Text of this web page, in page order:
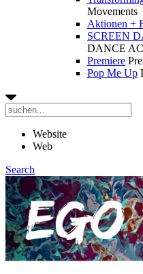
Movements
Aktionen +
SCREEN
DANCE
Premiere
Pop Me Up
Website
Web
Search